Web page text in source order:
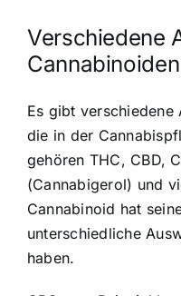
Verschiedene
Cannabinoiden
Es gibt verschiedene
die in der
gehören THC, CBD,
(Cannabigerol) und
Cannabinoid hat
unterschiedliche
haben.